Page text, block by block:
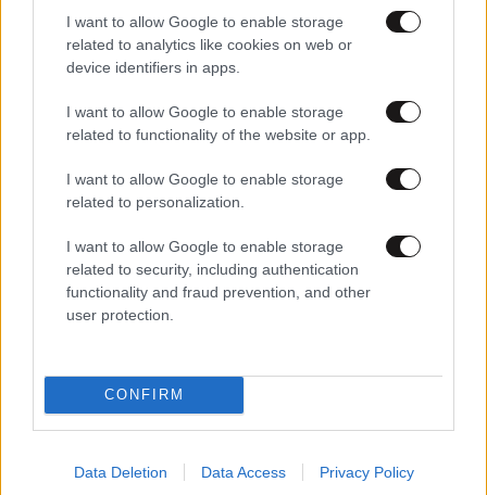
I want to allow Google to enable storage
related to analytics like cookies on web or
device identifiers in apps.
I want to allow Google to enable storage
related to functionality of the website or app.
I want to allow Google to enable storage
related to personalization.
I want to allow Google to enable storage
related to security, including authentication
functionality and fraud prevention, and other
user protection.
CONFIRM
Data Deletion Data Access Privacy Policy
ΕΛΛΑΔΑ06·08·2026 21:47
Τραγωδία στα Μάλια: «Ο πανικός τη σκότωσε»
που πνίγηκε προσπαθώντας να σώσει τη φίλη